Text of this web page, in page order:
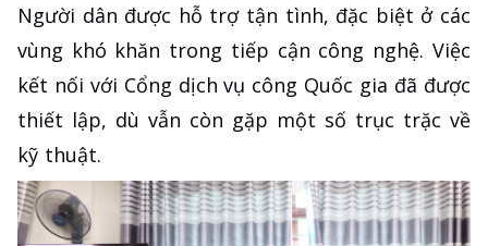
Người dân được hỗ trợ tận tình, đặc biệt ở các
vùng khó khăn trong tiếp cận công nghệ. Việc
kết nối với Cổng dịch vụ công Quốc gia đã được
thiết lập, dù vẫn còn gặp một số trục trặc về
kỹ thuật.